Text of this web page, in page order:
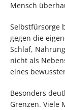
Mensch
Selbstfürsorge
gegen die
Schlaf,
nicht als
eines
Besonders
Grenzen. Viele